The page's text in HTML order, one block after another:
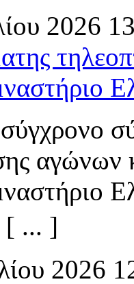
2026
αγώνων
... ]
2026